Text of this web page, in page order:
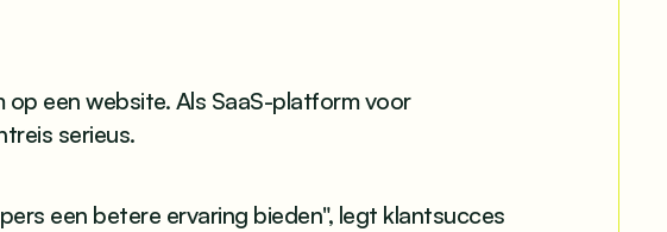
een website. Als SaaS-platform voor
serieus.
een betere ervaring bieden", legt klantsucces